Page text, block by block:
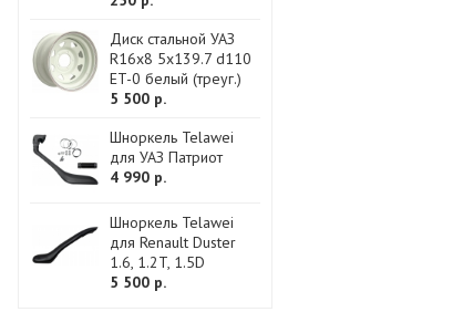
Диск стальной УАЗ
R16x8 5x139.7 d110
ET-0 белый (треуг.)
5 500 р.
Шноркель Telawei
для УАЗ Патриот
4 990 р.
Шноркель Telawei
для Renault Duster
1.6, 1.2T, 1.5D
5 500 р.